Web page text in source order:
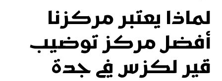
لماذا يعتبر مركزنا
أفضل مركز توضيب
قير لكزس في جدة